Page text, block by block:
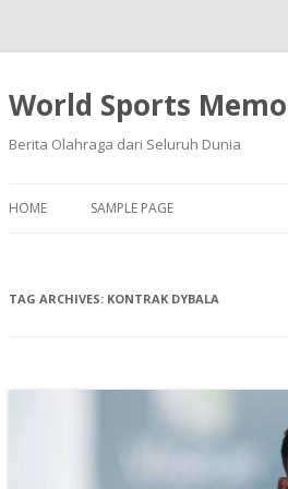
World Sports
Berita Olahraga dari Seluruh Dunia
HOME SAMPLE PAGE
TAG ARCHIVES: KONTRAK DYBALA